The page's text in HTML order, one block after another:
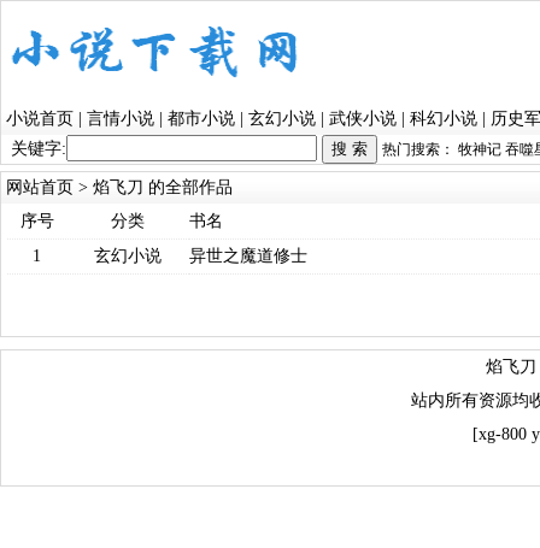
小说首页 言情小说 都市小说 玄幻小说 武侠小说 科幻小说
历史
关键字:
热门搜索： 牧神记 吞噬
网站首页 > 焰飞刀 的全部作品
序号
分类
书名
1
玄幻小说 异世之魔道修士
焰飞
站内所有资源均
[xg-800